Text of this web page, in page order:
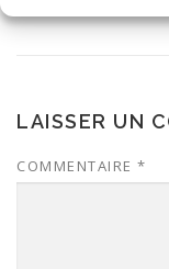
LAISSER UN
COMMENTAIRE *